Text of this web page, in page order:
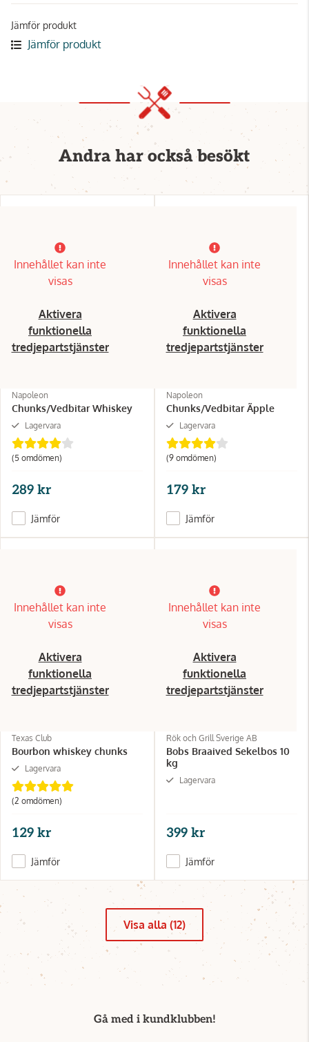
Jämför produkt
Jämför produkt
Andra har också besökt
Innehållet kan inte
visas
Aktivera
funktionella
tredjepartstjänster
Napoleon
Chunks/Vedbitar Whiskey
Lagervara
(5 omdömen)
289 kr
Jämför
Innehållet kan inte
visas
Aktivera
funktionella
tredjepartstjänster
Napoleon
Chunks/Vedbitar Ãpple
Lagervara
(9 omdömen)
179 kr
Jämför
Innehållet kan inte
visas
Aktivera
funktionella
tredjepartstjänster
Texas Club
Bourbon whiskey chunks
Lagervara
(2 omdömen)
129 kr
Jämför
Innehållet kan inte
visas
Aktivera
funktionella
tredjepartstjänster
Rök och Grill Sverige AB
Bobs Braaived Sekelbos 10
kg
Lagervara
399 kr
Jämför
Visa alla (12)
Gå med i kundklubben!